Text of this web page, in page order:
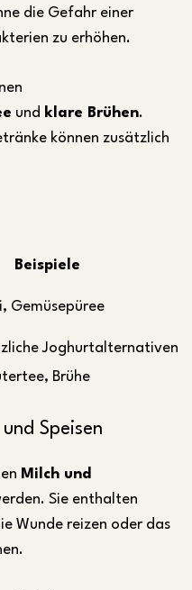
die Gefahr einer
zu erhöhen.
und klare Brühen.
können zusätzlich
Beispiele
Gemüsepüree
Joghurtalternativen
Brühe
Speisen
Milch und
Sie enthalten
Wunde reizen oder das